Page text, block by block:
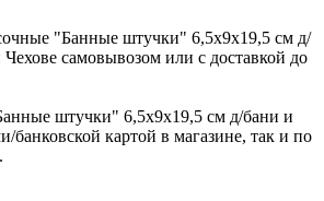
"Банные штучки" 6,5х9х19,5 см д/
самовывозом или с доставкой до
штучки" 6,5х9х19,5 см д/бани и
картой в магазине, так и по